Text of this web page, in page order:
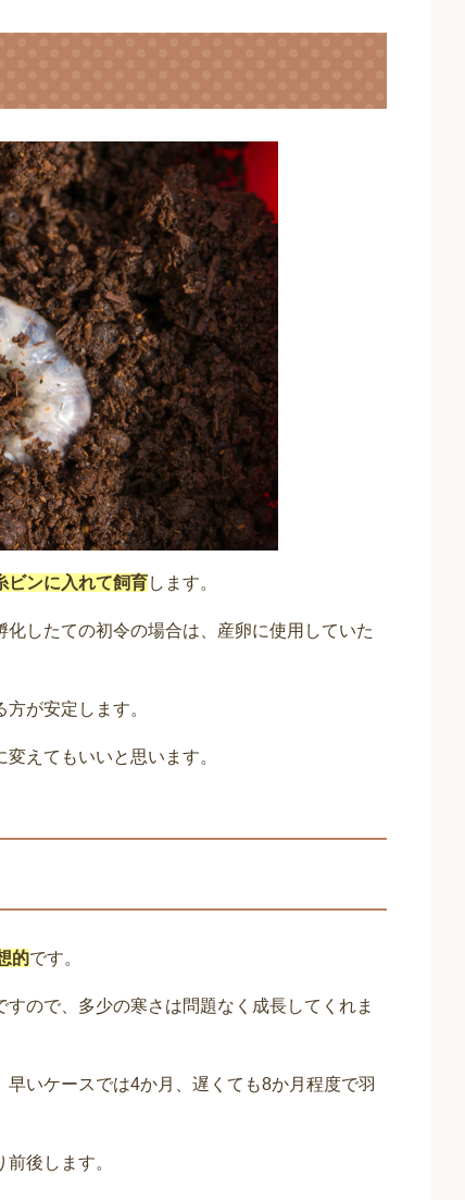
ビンに入れて飼育します。
したての初令の場合は、産卵に使用していた
が安定します。
えてもいいと思います。
的です。
ので、多少の寒さは問題なく成長してくれま
いケースでは4か月、遅くても8か月程度で羽
後します。